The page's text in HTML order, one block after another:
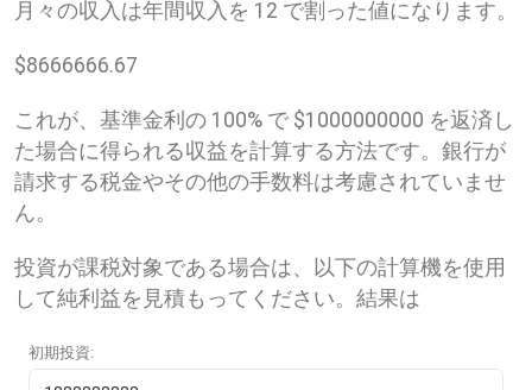
月々の収入は年間収入を 12 で割った値になります。
$8666666.67
これが、基準金利の 100% で $1000000000 を返済し
た場合に得られる収益を計算する方法です。銀行が
請求する税金やその他の手数料は考慮されていませ
ん。
投資が課税対象である場合は、以下の計算機を使用
して純利益を見積もってください。結果は
初期投資: